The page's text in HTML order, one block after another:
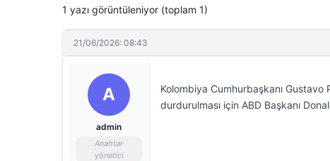
1 yazı görüntüleniyor (toplam 1)
21/06/2026: 08:43
A
admin
Anahtar
yönetici
Kolombiya Cumhurbaşkanı Gustavo
durdurulması için ABD Başkanı